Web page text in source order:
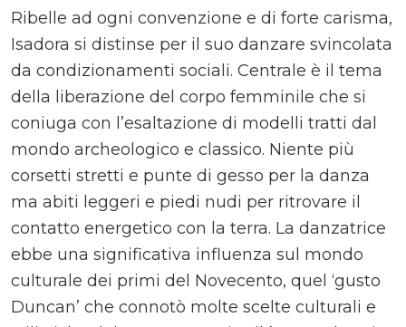
Ribelle ad ogni convenzione e di forte carisma,
Isadora si distinse per il suo danzare svincolata
da condizionamenti sociali. Centrale è il tema
della liberazione del corpo femminile che si
coniuga con l’esaltazione di modelli tratti dal
mondo archeologico e classico. Niente più
corsetti stretti e punte di gesso per la danza
ma abiti leggeri e piedi nudi per ritrovare il
contatto energetico con la terra. La danzatrice
ebbe una significativa influenza sul mondo
culturale dei primi del Novecento, quel ‘gusto
Duncan’ che connotò molte scelte culturali e